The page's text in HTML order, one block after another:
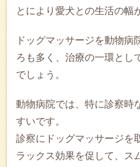
とにより愛犬との生活の幅
ドッグマッサージを動物病
ろも多く、治療の一環とし
でしょう。
動物病院では、特に診察時
すいです。
診察にドッグマッサージを
ラックス効果を促して、ス